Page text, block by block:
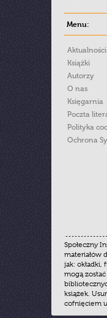
Menu:
Aktualności
Książki
Autorzy
O nas
Księgarnia
Poczta
Polityka
Ochrona
Społeczny
materiałów
jak: okładki,
mogą
książek.
cofnięciem